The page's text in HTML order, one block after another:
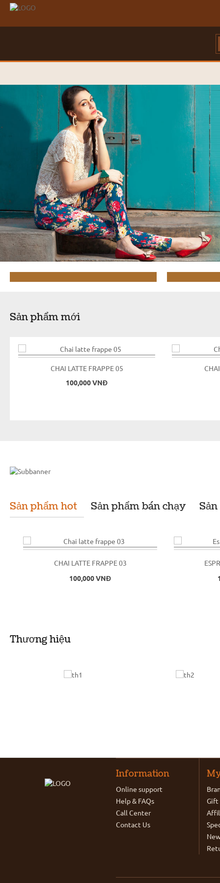
ENJOYING GREAT
ICED COFFEE
THE
Sản phẩm mới
CHAI LATTE FRAPPE 05
100,000 VNĐ
Sản phẩm hot Sản phẩm bán chạy
CHAI LATTE FRAPPE 03
100,000 VNĐ
Thương hiệu
Information
Online support
Help & FAQs
Call Center
Contact Us
Gift